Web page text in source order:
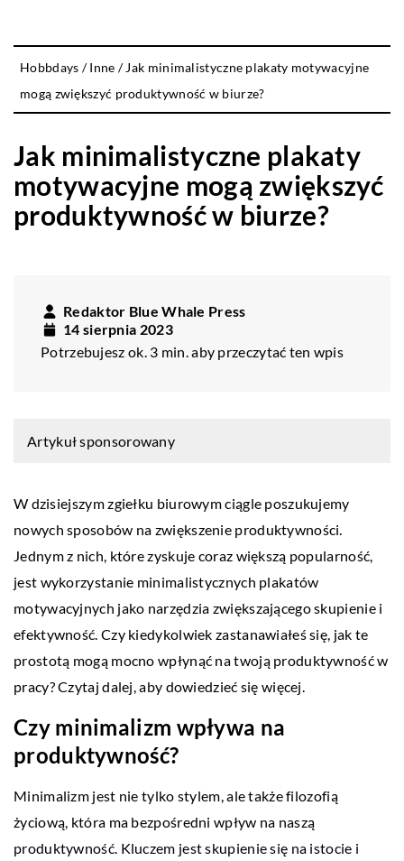
Hobbdays /Inne / Jak minimalistyczne plakaty motywacyjne
mogą zwiększyć produktywność w biurze?
Jak minimalistyczne plakaty
motywacyjne mogą zwiększyć
produktywność w biurze?
Redaktor Blue Whale Press
14 sierpnia 2023
Potrzebujesz ok. 3 min. aby przeczytać ten wpis
Artykuł sponsorowany
W dzisiejszym zgiełku biurowym ciągle poszukujemy
nowych sposobów na zwiększenie produktywności.
Jednym z nich, które zyskuje coraz większą popularność,
jest wykorzystanie minimalistycznych plakatów
motywacyjnych jako narzędzia zwiększającego skupienie i
efektywność. Czy kiedykolwiek zastanawiałeś się, jak te
prostotą mogą mocno wpłynąć na twoją produktywność w
pracy? Czytaj dalej, aby dowiedzieć się więcej.
Czy minimalizm wpływa na
produktywność?
Minimalizm jest nie tylko stylem, ale także filozofią
życiową, która ma bezpośredni wpływ na naszą
produktywność. Kluczem jest skupienie się na istocie i